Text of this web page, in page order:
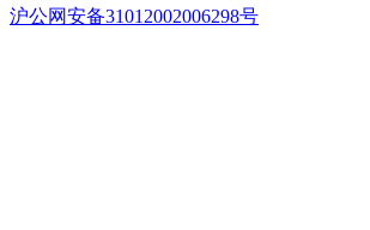
沪公网安备31012002006298号